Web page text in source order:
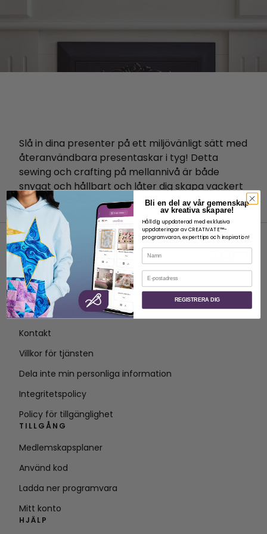
Slå in dina presenter på ett miljövänligt sätt med
återanvändbara presentaskar i tyg! Detta
sewing och crafting på mellannivå är både
snyggt och hållbart och låter dig skapa vackert
sydda askar som kan ges bort och
återanvändas år efter år.
OM
Om SVP Worldwide
Kontakt
Villkor för tjänsten
Dela inte min personliga information
Integritetspolicy
Policy för tillgänglighet
TILLGÅNG
Medlemskapsplaner
Använd kod
Ladda ner programvara
Mitt konto
HJÄLP
Bli en del av vår gemenskap
av kreativa skapare!
Håll dig uppdaterad med exklusiva
uppdateringar av CREATIVATE™-
programvaran, experttips och inspiration!
Namn
E-post
REGISTRERA DIG